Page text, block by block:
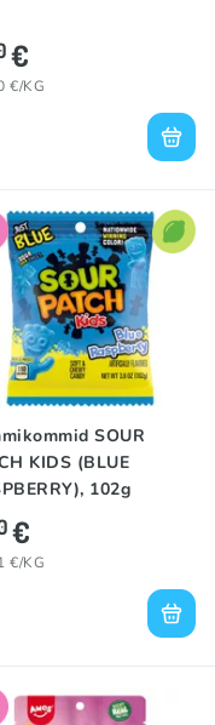
€
€/KG
SOUR
KIDS (BLUE
102g
€
€/KG